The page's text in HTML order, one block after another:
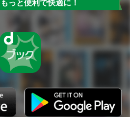
っと便利で快適に！